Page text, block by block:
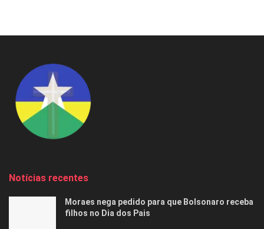
Notícias recentes
Moraes nega pedido para que Bolsonaro receba
filhos no Dia dos Pais